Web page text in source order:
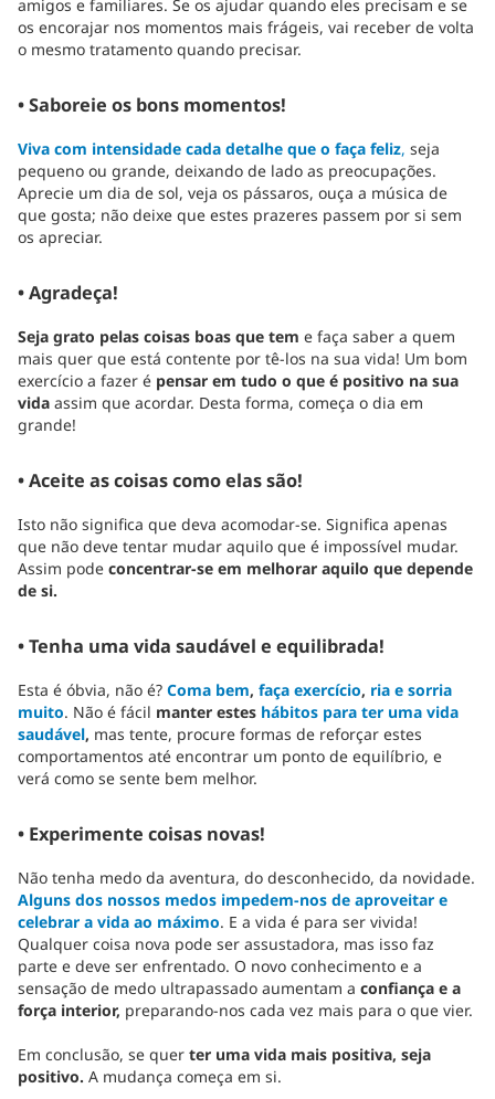
amigos e familiares. Se os ajudar quando eles precisam e se
os encorajar nos momentos mais frágeis, vai receber de volta
o mesmo tratamento quando precisar.
• Saboreie os bons momentos!
Viva com intensidade cada detalhe que o faça feliz, seja
pequeno ou grande, deixando de lado as preocupações.
Aprecie um dia de sol, veja os pássaros, ouça a música de
que gosta; não deixe que estes prazeres passem por si sem
os apreciar.
• Agradeça!
Seja grato pelas coisas boas que tem e faça saber a quem
mais quer que está contente por tê-los na sua vida! Um bom
exercício a fazer é pensar em tudo o que é positivo na sua
vida assim que acordar. Desta forma, começa o dia em
grande!
• Aceite as coisas como elas são!
Isto não significa que deva acomodar-se. Significa apenas
que não deve tentar mudar aquilo que é impossível mudar.
Assim pode concentrar-se em melhorar aquilo que depende
de si.
• Tenha uma vida saudável e equilibrada!
Esta é óbvia, não é? Coma bem, faça exercício, ria e sorria
muito. Não é fácil manter estes hábitos para ter uma vida
saudável, mas tente, procure formas de reforçar estes
comportamentos até encontrar um ponto de equilíbrio, e
verá como se sente bem melhor.
• Experimente coisas novas!
Não tenha medo da aventura, do desconhecido, da novidade.
Alguns dos nossos medos impedem-nos de aproveitar e
celebrar a vida ao máximo. E a vida é para ser vivida!
Qualquer coisa nova pode ser assustadora, mas isso faz
parte e deve ser enfrentado. O novo conhecimento e a
sensação de medo ultrapassado aumentam a confiança e a
força interior, preparando-nos cada vez mais para o que vier.
Em conclusão, se quer ter uma vida mais positiva, seja
positivo. A mudança começa em si.